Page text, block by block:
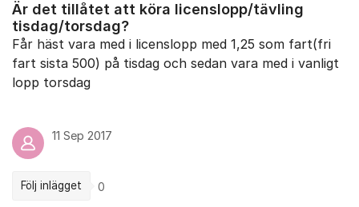
Är det tillåtet att köra licenslopp/tävling
tisdag/torsdag?
Får häst vara med i licenslopp med 1,25 som fart(fri
fart sista 500) på tisdag och sedan vara med i vanligt
lopp torsdag
11 Sep 2017
Följ inlägget 0